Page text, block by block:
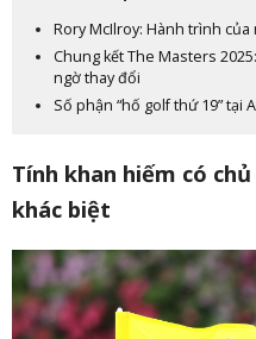
Rory McIlroy: Hành trình
Chung kết The Masters
ngờ thay đổi
Số phận “hố golf thứ 19” tại
Tính khan hiếm có
khác biệt